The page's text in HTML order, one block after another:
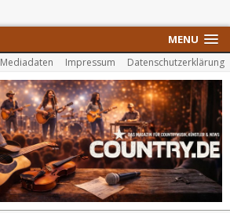
MENU
Mediadaten Impressum Datenschutzerklärung